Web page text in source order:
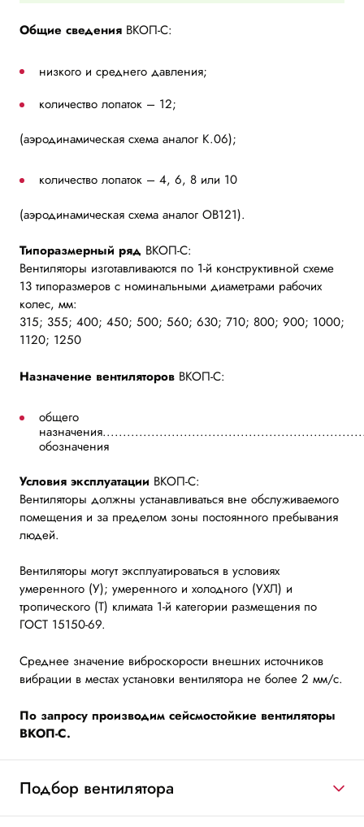
Общие сведения ВКОП-С:
низкого и среднего давления;
количество лопаток – 12;
(аэродинамическая схема аналог К.06);
количество лопаток – 4, 6, 8 или 10
(аэродинамическая схема аналог ОВ121).
Типоразмерный ряд ВКОП-С:
Вентиляторы изготавливаются по 1-й конструктивной схеме
13 типоразмеров с номинальными диаметрами рабочих
колес, мм:
315; 355; 400; 450; 500; 560; 630; 710; 800; 900; 1000;
1120; 1250
Назначение вентиляторов ВКОП-С:
общего
обозначения
Условия эксплуатации ВКОП-С:
Вентиляторы должны устанавливаться вне обслуживаемого
помещения и за пределом зоны постоянного пребывания
людей.
Вентиляторы могут эксплуатироваться в условиях
умеренного (У); умеренного и холодного (УХЛ) и
тропического (Т) климата 1-й категории размещения по
ГОСТ 15150-69.
Среднее значение виброскорости внешних источников
вибрации в местах установки вентилятора не более 2 мм/с.
По запросу производим сейсмостойкие вентиляторы
ВКОП-С.
Подбор вентилятора